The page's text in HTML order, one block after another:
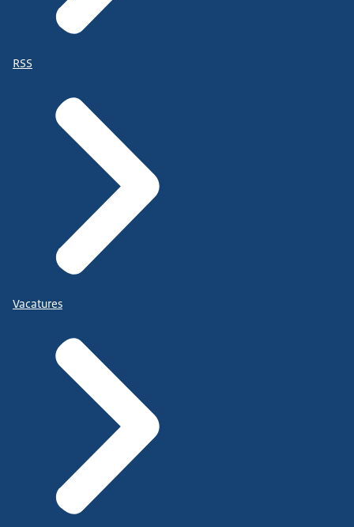
RSS
Vacatures